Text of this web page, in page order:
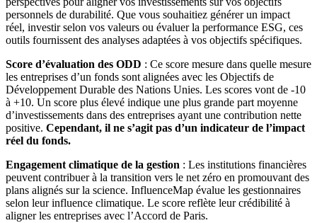
personnels de durabilité. Que vous souhaitiez générer un impact
réel, investir selon vos valeurs ou évaluer la performance ESG, ces
outils fournissent des analyses adaptées à vos objectifs spécifiques.
Score d’évaluation des ODD : Ce score mesure dans quelle mesure
les entreprises d’un fonds sont alignées avec les Objectifs de
Développement Durable des Nations Unies. Les scores vont de -10
à +10. Un score plus élevé indique une plus grande part moyenne
d’investissements dans des entreprises ayant une contribution nette
positive. Cependant, il ne s’agit pas d’un indicateur de l’impact
réel du fonds.
Engagement climatique de la gestion : Les institutions financières
peuvent contribuer à la transition vers le net zéro en promouvant des
plans alignés sur la science. InfluenceMap évalue les gestionnaires
selon leur influence climatique. Le score reflète leur crédibilité à
aligner les entreprises avec l’Accord de Paris.